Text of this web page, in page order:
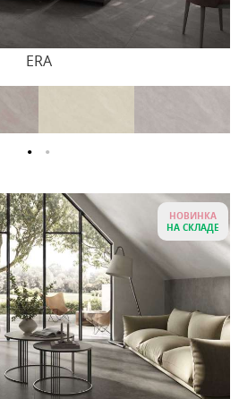
ERA
НОВИНКА
НА СКЛАДЕ